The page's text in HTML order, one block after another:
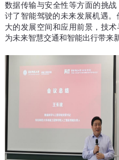
数据传输与安全性等方面的挑
讨了智能驾驶的未来发展机遇。
大的发展空间和应用前景，技
为未来智慧交通和智能出行带来